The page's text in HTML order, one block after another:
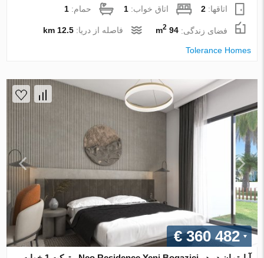
اتاقها:2 اتاق خواب:1 حمام:1
فضای زندگی:94 m
2 فاصله از دریا:12.5 km
Tolerance Homes
€ 360 482